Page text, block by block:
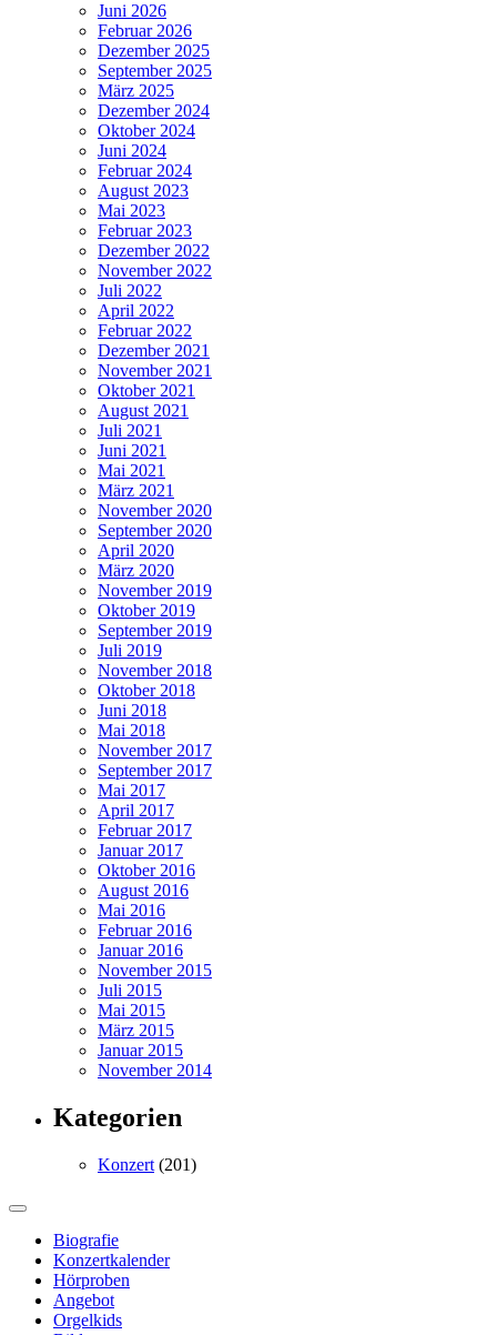
Juni 2026
Februar 2026
Dezember 2025
September 2025
März 2025
Dezember 2024
Oktober 2024
Juni 2024
Februar 2024
August 2023
Mai 2023
Februar 2023
Dezember 2022
November 2022
Juli 2022
April 2022
Februar 2022
Dezember 2021
November 2021
Oktober 2021
August 2021
Juli 2021
Juni 2021
Mai 2021
März 2021
November 2020
September 2020
April 2020
März 2020
November 2019
Oktober 2019
September 2019
Juli 2019
November 2018
Oktober 2018
Juni 2018
Mai 2018
November 2017
September 2017
Mai 2017
April 2017
Februar 2017
Januar 2017
Oktober 2016
August 2016
Mai 2016
Februar 2016
Januar 2016
November 2015
Juli 2015
Mai 2015
März 2015
Januar 2015
November 2014
Kategorien
Konzert (201)
Biografie
Konzertkalender
Hörproben
Angebot
Orgelkids